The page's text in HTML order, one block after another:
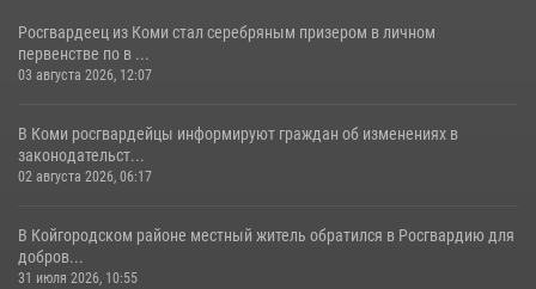
Росгвардеец из Коми стал серебряным призером в личном
первенстве по в ...
03 августа 2026, 12:07
В Коми росгвардейцы информируют граждан об изменениях в
законодательст...
02 августа 2026, 06:17
В Койгородском районе местный житель обратился в Росгвардию для
добров...
31 июля 2026, 10:55